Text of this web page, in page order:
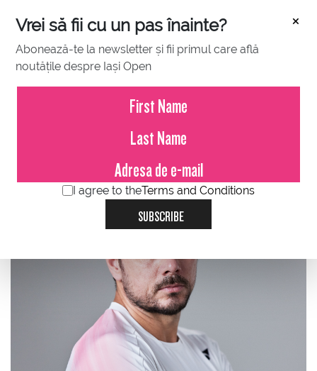
×
Vrei să fii cu un pas înainte?
Abonează-te la newsletter și fii primul care află
noutățile despre Iași Open
I agree to theTerms and Conditions
SUBSCRIBE
ATP WTA